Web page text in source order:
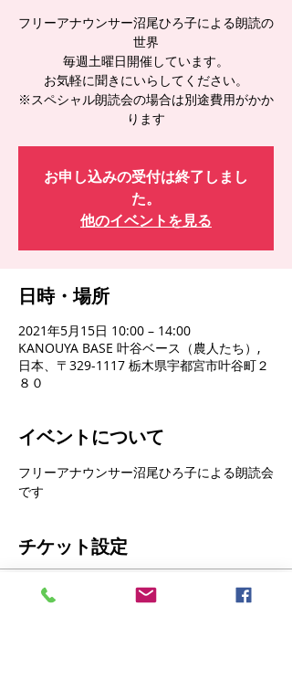
フリーアナウンサー沼尾ひろ子による朗読の
世界
毎週土曜日開催しています。
お気軽に聞きにいらしてください。
※スペシャル朗読会の場合は別途費用がかか
ります
お申し込みの受付は終了しまし
た。
他のイベントを見る
日時・場所
2021年5月15日 10:00 – 14:00
KANOUYA BASE 叶谷ベース（農人たち）,
日本、〒329-1117 栃木県宇都宮市叶谷町２
８０
イベントについて
フリーアナウンサー沼尾ひろ子による朗読会
です
チケット設定
販売終了